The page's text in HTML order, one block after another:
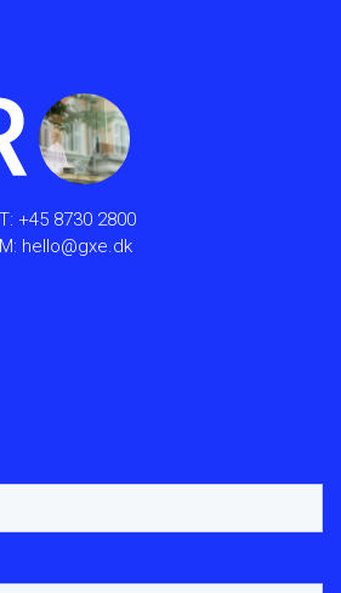
T: +45 8730 2800
M: hello@gxe.dk